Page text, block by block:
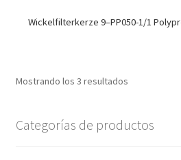
Wickelfilterkerze 9–PP050-1/1
Mostrando los 3 resultados
Categorías de productos